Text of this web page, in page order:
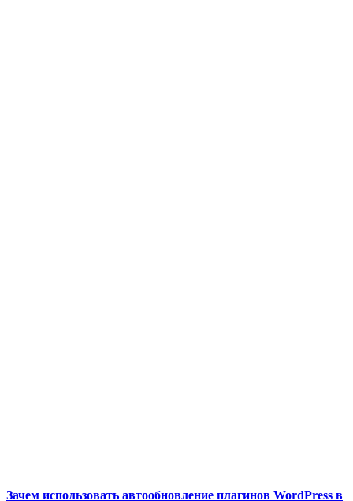
Зачем использовать автообновление плагинов WordPress в